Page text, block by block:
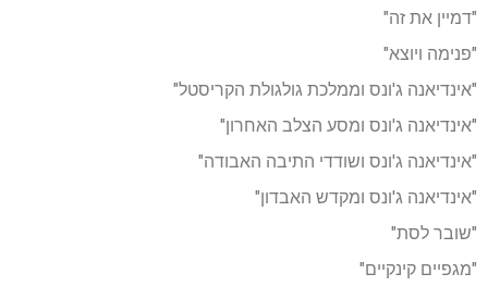
"דמיין את זה"
"פנימה ויוצא"
"אינדיאנה ג'ונס וממלכת גולגולת הקריסטל"
"אינדיאנה ג'ונס ומסע הצלב האחרון"
"אינדיאנה ג'ונס ושודדי התיבה האבודה"
"אינדיאנה ג'ונס ומקדש האבדון"
"שובר לסת"
"מגפיים קינקיים"